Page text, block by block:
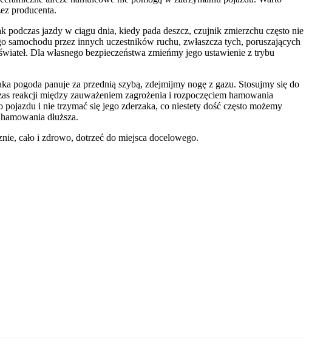
producenta.
podczas jazdy w ciągu dnia, kiedy pada deszcz, czujnik zmierzchu często nie
samochodu przez innych uczestników ruchu, zwłaszcza tych, poruszających
Dla własnego bezpieczeństwa zmieńmy jego ustawienie z trybu
pogoda panuje za przednią szybą, zdejmijmy nogę z gazu. Stosujmy się do
reakcji między zauważeniem zagrożenia i rozpoczęciem hamowania
i nie trzymać się jego zderzaka, co niestety dość często możemy
dłuższa.
cało i zdrowo, dotrzeć do miejsca docelowego.